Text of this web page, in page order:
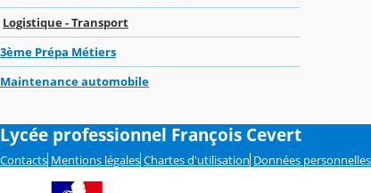
Logistique - Transport
3ème Prépa Métiers
Maintenance automobile
Lycée professionnel François Cevert
Contacts Mentions légales Chartes d'utilisation Données personnelles